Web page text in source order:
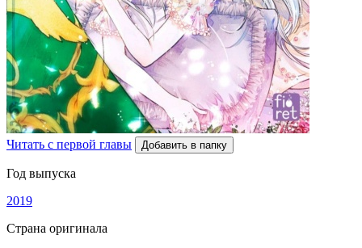
Читать с первой главы Добавить в папку
Год выпуска
2019
Страна оригинала